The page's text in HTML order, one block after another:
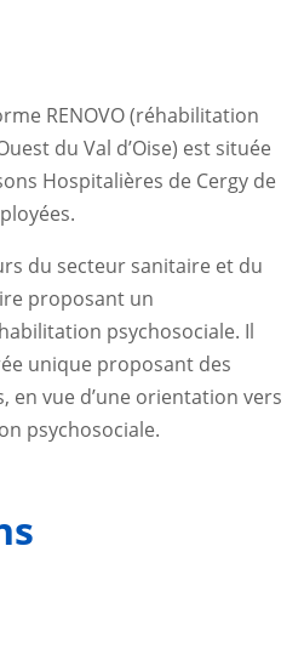
RENOVO (réhabilitation
du Val d’Oise) est située
Hospitalières de Cergy de
du secteur sanitaire et du
proposant un
psychosociale. Il
unique proposant des
en vue d’une orientation vers
psychosociale.